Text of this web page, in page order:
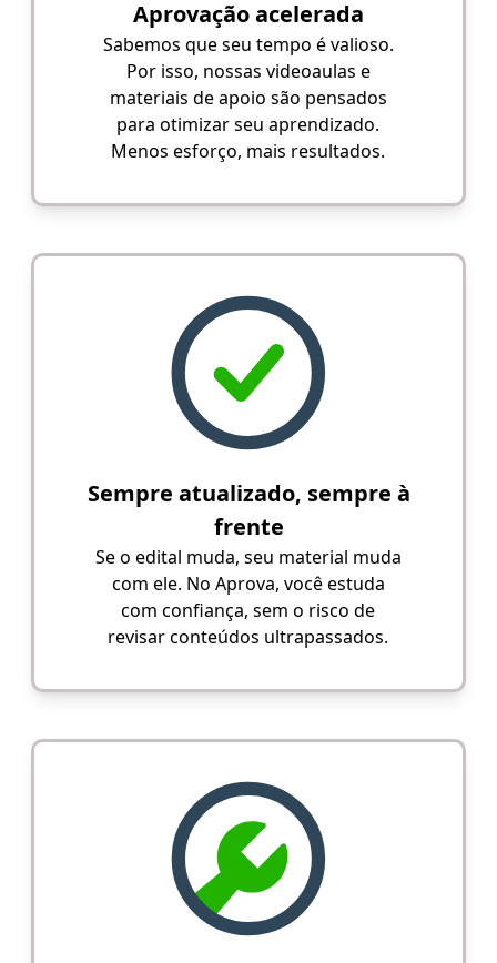
Aprovação acelerada
Sabemos que seu tempo é valioso.
Por isso, nossas videoaulas e
materiais de apoio são pensados
para otimizar seu aprendizado.
Menos esforço, mais resultados.
Sempre atualizado, sempre à
frente
Se o edital muda, seu material muda
com ele. No Aprova, você estuda
com confiança, sem o risco de
revisar conteúdos ultrapassados.